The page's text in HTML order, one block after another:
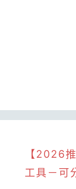
【2026
工具－可